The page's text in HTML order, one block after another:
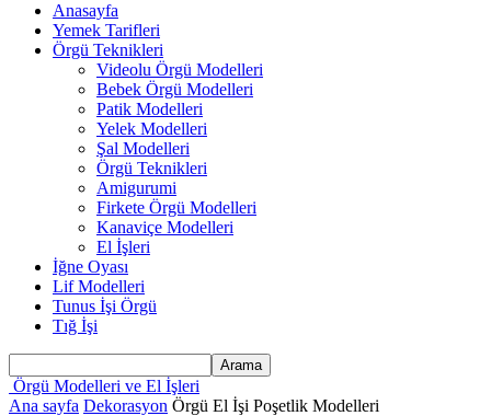
Anasayfa
Yemek Tarifleri
Örgü Teknikleri
Videolu Örgü Modelleri
Bebek Örgü Modelleri
Patik Modelleri
Yelek Modelleri
Şal Modelleri
Örgü Teknikleri
Amigurumi
Firkete Örgü Modelleri
Kanaviçe Modelleri
El İşleri
İğne Oyası
Lif Modelleri
Tunus İşi Örgü
Tığ İşi
Örgü Modelleri ve El İşleri
Ana sayfa Dekorasyon Örgü El İşi Poşetlik Modelleri